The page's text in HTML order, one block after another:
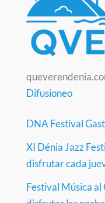
Difusioneo
DNA Festival
XI Dénia Jazz
disfrutar cada
Festival Música